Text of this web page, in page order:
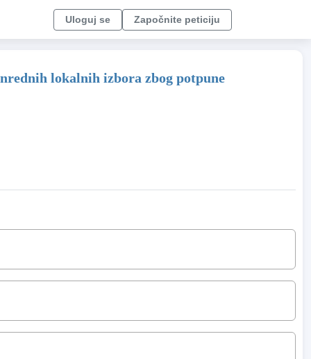
Uloguj se Započnite peticiju
lokalnih izbora zbog potpune